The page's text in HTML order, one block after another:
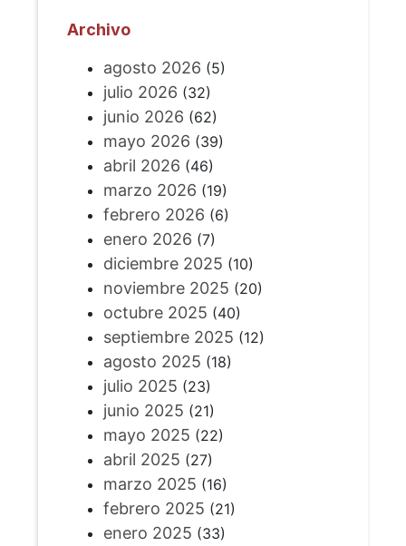
Archivo
agosto 2026 (5)
julio 2026 (32)
junio 2026 (62)
mayo 2026 (39)
abril 2026 (46)
marzo 2026 (19)
febrero 2026 (6)
enero 2026 (7)
diciembre 2025 (10)
noviembre 2025 (20)
octubre 2025 (40)
septiembre 2025 (12)
agosto 2025 (18)
julio 2025 (23)
junio 2025 (21)
mayo 2025 (22)
abril 2025 (27)
marzo 2025 (16)
febrero 2025 (21)
enero 2025 (33)